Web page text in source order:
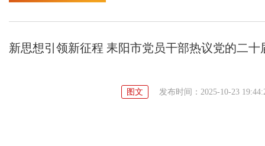
新思想引领新征程 耒阳市党员干部热议党的二十
图文 发布时间：2025-10-23